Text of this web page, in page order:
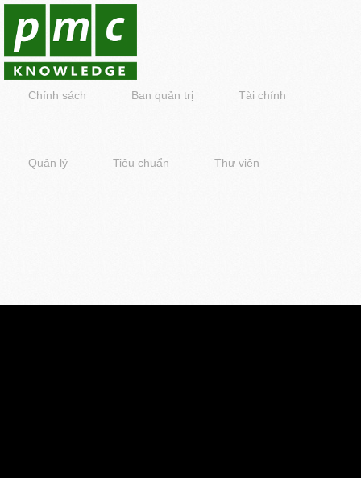
Chính sách Ban quản trị Tài chính
Quản lý Tiêu chuẩn Thư viện